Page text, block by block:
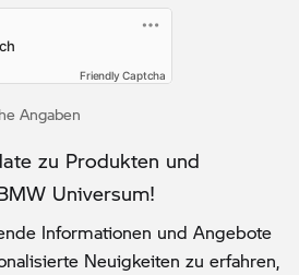
Friendly Captcha
Angaben
zu Produkten und
Universum!
Informationen und Angebote
Neuigkeiten zu erfahren,